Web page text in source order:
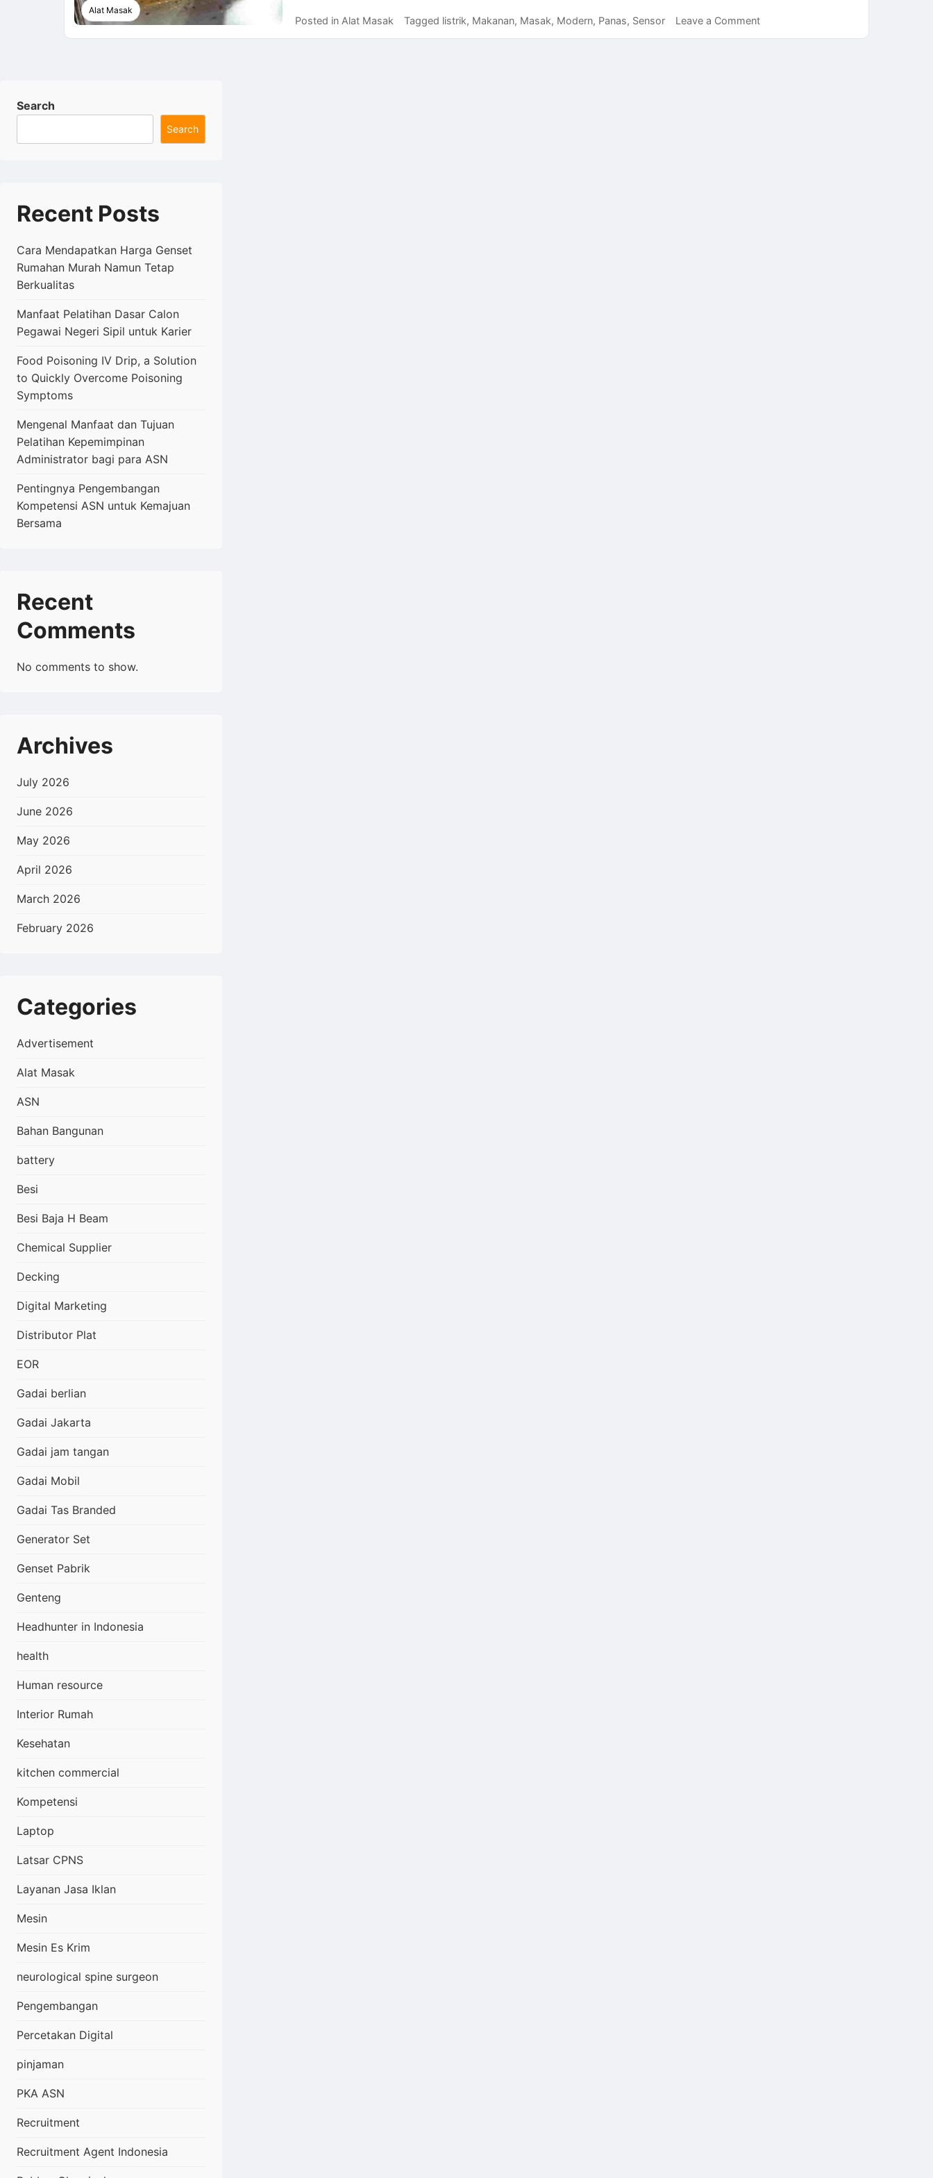
Alat Masak
Posted in Alat Masak Tagged listrik, Makanan, Masak, Modern, Panas, Sensor Leave a Commenton
Griddle
Search
Search
Recent Posts
Cara Mendapatkan Harga Genset
Rumahan Murah Namun Tetap
Berkualitas
Manfaat Pelatihan Dasar Calon
Pegawai Negeri Sipil untuk Karier
Food Poisoning IV Drip, a Solution
to Quickly Overcome Poisoning
Symptoms
Mengenal Manfaat dan Tujuan
Pelatihan Kepemimpinan
Administrator bagi para ASN
Pentingnya Pengembangan
Kompetensi ASN untuk Kemajuan
Bersama
Recent
Comments
No comments to show.
Archives
July 2026
June 2026
May 2026
April 2026
March 2026
February 2026
Categories
Advertisement
Alat Masak
ASN
Bahan Bangunan
battery
Besi
Besi Baja H Beam
Chemical Supplier
Decking
Digital Marketing
Distributor Plat
EOR
Gadai berlian
Gadai Jakarta
Gadai jam tangan
Gadai Mobil
Gadai Tas Branded
Generator Set
Genset Pabrik
Genteng
Headhunter in Indonesia
health
Human resource
Interior Rumah
Kesehatan
kitchen commercial
Kompetensi
Laptop
Latsar CPNS
Layanan Jasa Iklan
Mesin
Mesin Es Krim
neurological spine surgeon
Pengembangan
Percetakan Digital
pinjaman
PKA ASN
Recruitment
Recruitment Agent Indonesia